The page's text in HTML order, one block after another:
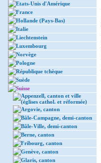
Etats-Unis d'Amérique
France
Hollande (Pays-Bas)
Italie
Liechtenstein
Luxembourg
Norvège
Pologne
République tchèque
Suède
Suisse
Appenzell, canton et ville
(églises cathol. et réformée)
Argovie, canton
Bâle-Campagne, demi-canton
Bâle-Ville, demi-canton
Berne, canton
Fribourg, canton
Genève, canton
Glaris, canton